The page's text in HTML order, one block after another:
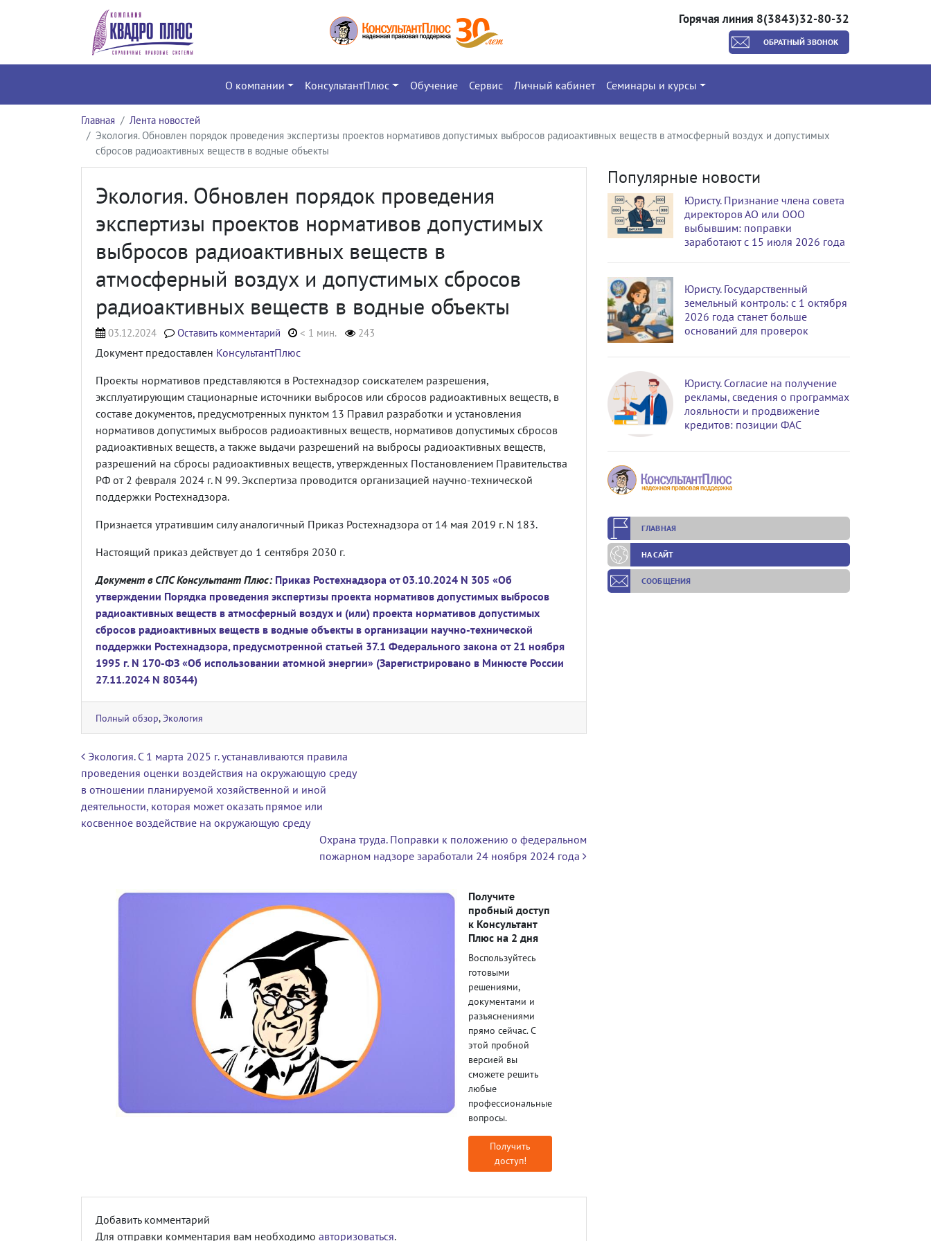
Горячая линия 8(3843)32-80-32
ОБРАТНЫЙ ЗВОНОК
О компании КонсультантПлюс Обучение Сервис Личный кабинет Семинары и курсы
Главная
Лента новостей
Экология. Обновлен порядок проведения экспертизы проектов нормативов допустимых выбросов радиоактивных веществ в атмосферный воздух и допустимых
сбросов радиоактивных веществ в водные объекты
Экология. Обновлен порядок проведения
экспертизы проектов нормативов допустимых
выбросов радиоактивных веществ в
атмосферный воздух и допустимых сбросов
радиоактивных веществ в водные объекты
03.12.2024 Оставить комментарий < 1 мин. 243
Документ предоставлен КонсультантПлюс
Проекты нормативов представляются в Ростехнадзор соискателем разрешения,
эксплуатирующим стационарные источники выбросов или сбросов радиоактивных веществ, в
составе документов, предусмотренных пунктом 13 Правил разработки и установления
нормативов допустимых выбросов радиоактивных веществ, нормативов допустимых сбросов
радиоактивных веществ, а также выдачи разрешений на выбросы радиоактивных веществ,
разрешений на сбросы радиоактивных веществ, утвержденных Постановлением Правительства
РФ от 2 февраля 2024 г. N 99. Экспертиза проводится организацией научно-технической
поддержки Ростехнадзора.
Признается утратившим силу аналогичный Приказ Ростехнадзора от 14 мая 2019 г. N 183.
Настоящий приказ действует до 1 сентября 2030 г.
Документ в СПС Консультант Плюс: Приказ Ростехнадзора от 03.10.2024 N 305 «Об
утверждении Порядка проведения экспертизы проекта нормативов допустимых выбросов
радиоактивных веществ в атмосферный воздух и (или) проекта нормативов допустимых
сбросов радиоактивных веществ в водные объекты в организации научно-технической
поддержки Ростехнадзора, предусмотренной статьей 37.1 Федерального закона от 21 ноября
1995 г. N 170-ФЗ «Об использовании атомной энергии» (Зарегистрировано в Минюсте России
27.11.2024 N 80344)
Полный обзор,Экология
Навигация по записям
Экология. С 1 марта 2025 г. устанавливаются правила
проведения оценки воздействия на окружающую среду
в отношении планируемой хозяйственной и иной
деятельности, которая может оказать прямое или
косвенное воздействие на окружающую среду
Охрана труда. Поправки к положению о федеральном
пожарном надзоре заработали 24 ноября 2024 года
Получите
пробный доступ
к Консультант
Плюс на 2 дня
Воспользуйтесь
готовыми
решениями,
документами и
разъяснениями
прямо сейчас. С
этой пробной
версией вы
сможете решить
любые
профессиональные
вопросы.
Получить
доступ!
Добавить комментарий
Для отправки комментария вам необходимо авторизоваться.
Популярные новости
Юристу. Признание члена совета
директоров АО или ООО
выбывшим: поправки
заработают с 15 июля 2026 года
Юристу. Государственный
земельный контроль: с 1 октября
2026 года станет больше
оснований для проверок
Юристу. Согласие на получение
рекламы, сведения о программах
лояльности и продвижение
кредитов: позиции ФАС
ГЛАВНАЯ
НА САЙТ
СООБЩЕНИЯ